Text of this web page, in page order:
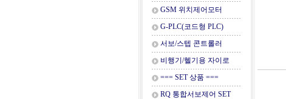
GSM 위치제어모터
G-PLC(코드형 PLC)
서보/스텝 콘트롤러
비행기/헬기용 자이로
=== SET 상품 ===
RQ 통합서보제어 SET